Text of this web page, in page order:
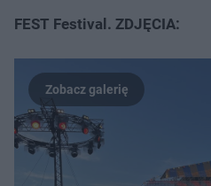
FEST Festival. ZDJĘCIA: